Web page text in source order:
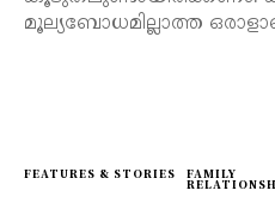
മൂല്യബോധമില്ലാത്ത
FEATURES & STORIES FAMILY